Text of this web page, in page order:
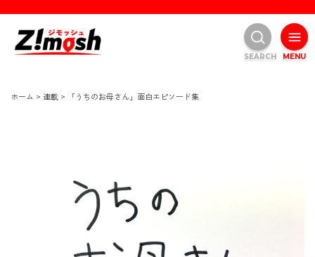
ホーム > 連載 > 「うちのお母さん」面白エピソード集
MENU
SEARCH